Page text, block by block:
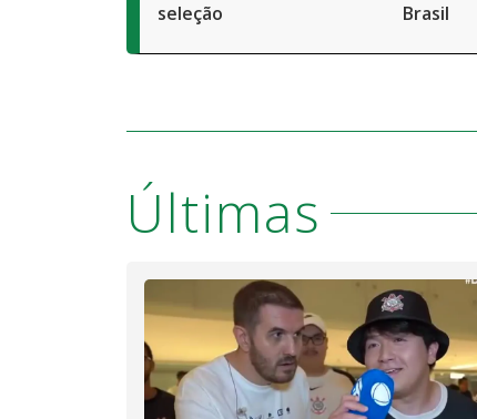
seleção
Brasil
Últimas